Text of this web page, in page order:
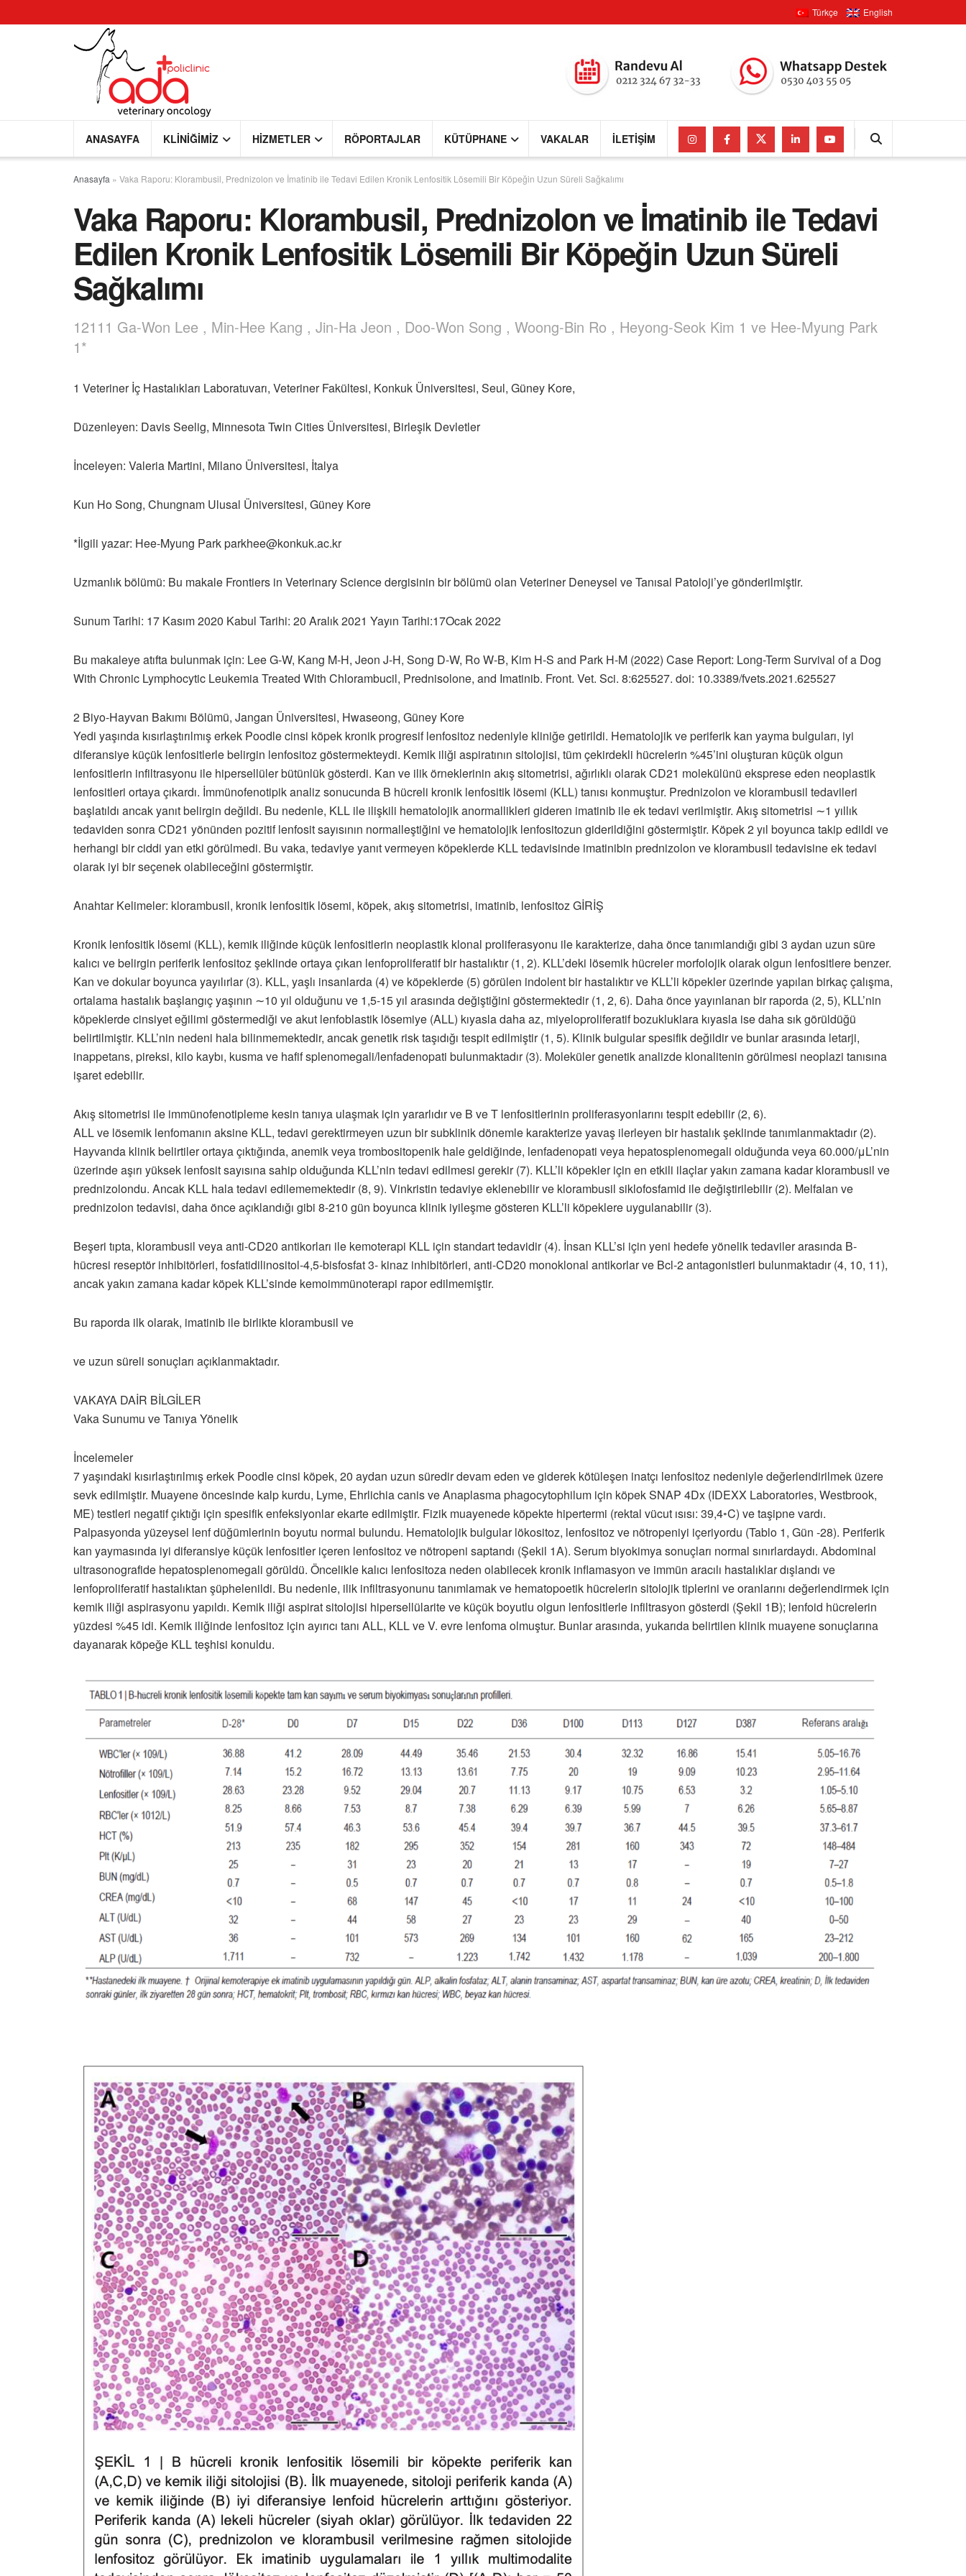
Türkçe English
ANASAYFA KLINIĞIMIZ HIZMETLER RÖPORTAJLAR KÜTÜPHANE VAKALAR İLETIŞIM
Anasayfa » Vaka Raporu: Klorambusil, Prednizolon ve İmatinib ile Tedavi Edilen Kronik Lenfositik Lösemili Bir Köpeğin Uzun Süreli Sağkalımı
Vaka Raporu: Klorambusil, Prednizolon ve İmatinib ile Tedavi
Edilen Kronik Lenfositik Lösemili Bir Köpeğin Uzun Süreli
Sağkalımı
12111 Ga-Won Lee , Min-Hee Kang , Jin-Ha Jeon , Doo-Won Song , Woong-Bin Ro , Heyong-Seok Kim 1 ve Hee-Myung Park
1*
1 Veteriner İç Hastalıkları Laboratuvarı, Veteriner Fakültesi, Konkuk Üniversitesi, Seul, Güney Kore,
Düzenleyen: Davis Seelig, Minnesota Twin Cities Üniversitesi, Birleşik Devletler
İnceleyen: Valeria Martini, Milano Üniversitesi, İtalya
Kun Ho Song, Chungnam Ulusal Üniversitesi, Güney Kore
*İlgili yazar: Hee-Myung Park parkhee@konkuk.ac.kr
Uzmanlık bölümü: Bu makale Frontiers in Veterinary Science dergisinin bir bölümü olan Veteriner Deneysel ve Tanısal Patoloji’ye gönderilmiştir.
Sunum Tarihi: 17 Kasım 2020 Kabul Tarihi: 20 Aralık 2021 Yayın Tarihi:17Ocak 2022
Bu makaleye atıfta bulunmak için: Lee G-W, Kang M-H, Jeon J-H, Song D-W, Ro W-B, Kim H-S and Park H-M (2022) Case Report: Long-Term Survival of a Dog
With Chronic Lymphocytic Leukemia Treated With Chlorambucil, Prednisolone, and Imatinib. Front. Vet. Sci. 8:625527. doi: 10.3389/fvets.2021.625527
2 Biyo-Hayvan Bakımı Bölümü, Jangan Üniversitesi, Hwaseong, Güney Kore
Yedi yaşında kısırlaştırılmış erkek Poodle cinsi köpek kronik progresif lenfositoz nedeniyle kliniğe getirildi. Hematolojik ve periferik kan yayma bulguları, iyi
diferansiye küçük lenfositlerle belirgin lenfositoz göstermekteydi. Kemik iliği aspiratının sitolojisi, tüm çekirdekli hücrelerin %45’ini oluşturan küçük olgun
lenfositlerin infiltrasyonu ile hipersellüler bütünlük gösterdi. Kan ve ilik örneklerinin akış sitometrisi, ağırlıklı olarak CD21 molekülünü eksprese eden neoplastik
lenfositleri ortaya çıkardı. İmmünofenotipik analiz sonucunda B hücreli kronik lenfositik lösemi (KLL) tanısı konmuştur. Prednizolon ve klorambusil tedavileri
başlatıldı ancak yanıt belirgin değildi. Bu nedenle, KLL ile ilişkili hematolojik anormallikleri gideren imatinib ile ek tedavi verilmiştir. Akış sitometrisi ∼1 yıllık
tedaviden sonra CD21 yönünden pozitif lenfosit sayısının normalleştiğini ve hematolojik lenfositozun giderildiğini göstermiştir. Köpek 2 yıl boyunca takip edildi ve
herhangi bir ciddi yan etki görülmedi. Bu vaka, tedaviye yanıt vermeyen köpeklerde KLL tedavisinde imatinibin prednizolon ve klorambusil tedavisine ek tedavi
olarak iyi bir seçenek olabileceğini göstermiştir.
Anahtar Kelimeler: klorambusil, kronik lenfositik lösemi, köpek, akış sitometrisi, imatinib, lenfositoz GİRİŞ
Kronik lenfositik lösemi (KLL), kemik iliğinde küçük lenfositlerin neoplastik klonal proliferasyonu ile karakterize, daha önce tanımlandığı gibi 3 aydan uzun süre
kalıcı ve belirgin periferik lenfositoz şeklinde ortaya çıkan lenfoproliferatif bir hastalıktır (1, 2). KLL’deki lösemik hücreler morfolojik olarak olgun lenfositlere benzer.
Kan ve dokular boyunca yayılırlar (3). KLL, yaşlı insanlarda (4) ve köpeklerde (5) görülen indolent bir hastalıktır ve KLL’li köpekler üzerinde yapılan birkaç çalışma,
ortalama hastalık başlangıç yaşının ∼10 yıl olduğunu ve 1,5-15 yıl arasında değiştiğini göstermektedir (1, 2, 6). Daha önce yayınlanan bir raporda (2, 5), KLL’nin
köpeklerde cinsiyet eğilimi göstermediği ve akut lenfoblastik lösemiye (ALL) kıyasla daha az, miyeloproliferatif bozukluklara kıyasla ise daha sık görüldüğü
belirtilmiştir. KLL’nin nedeni hala bilinmemektedir, ancak genetik risk taşıdığı tespit edilmiştir (1, 5). Klinik bulgular spesifik değildir ve bunlar arasında letarji,
inappetans, pireksi, kilo kaybı, kusma ve hafif splenomegali/lenfadenopati bulunmaktadır (3). Moleküler genetik analizde klonalitenin görülmesi neoplazi tanısına
işaret edebilir.
Akış sitometrisi ile immünofenotipleme kesin tanıya ulaşmak için yararlıdır ve B ve T lenfositlerinin proliferasyonlarını tespit edebilir (2, 6).
ALL ve lösemik lenfomanın aksine KLL, tedavi gerektirmeyen uzun bir subklinik dönemle karakterize yavaş ilerleyen bir hastalık şeklinde tanımlanmaktadır (2).
Hayvanda klinik belirtiler ortaya çıktığında, anemik veya trombositopenik hale geldiğinde, lenfadenopati veya hepatosplenomegali olduğunda veya 60.000/μL’nin
üzerinde aşırı yüksek lenfosit sayısına sahip olduğunda KLL’nin tedavi edilmesi gerekir (7). KLL’li köpekler için en etkili ilaçlar yakın zamana kadar klorambusil ve
prednizolondu. Ancak KLL hala tedavi edilememektedir (8, 9). Vinkristin tedaviye eklenebilir ve klorambusil siklofosfamid ile değiştirilebilir (2). Melfalan ve
prednizolon tedavisi, daha önce açıklandığı gibi 8-210 gün boyunca klinik iyileşme gösteren KLL’li köpeklere uygulanabilir (3).
Beşeri tıpta, klorambusil veya anti-CD20 antikorları ile kemoterapi KLL için standart tedavidir (4). İnsan KLL’si için yeni hedefe yönelik tedaviler arasında B-
hücresi reseptör inhibitörleri, fosfatidilinositol-4,5-bisfosfat 3- kinaz inhibitörleri, anti-CD20 monoklonal antikorlar ve Bcl-2 antagonistleri bulunmaktadır (4, 10, 11),
ancak yakın zamana kadar köpek KLL’sinde kemoimmünoterapi rapor edilmemiştir.
Bu raporda ilk olarak, imatinib ile birlikte klorambusil ve
ve uzun süreli sonuçları açıklanmaktadır.
VAKAYA DAİR BİLGİLER
Vaka Sunumu ve Tanıya Yönelik
İncelemeler
7 yaşındaki kısırlaştırılmış erkek Poodle cinsi köpek, 20 aydan uzun süredir devam eden ve giderek kötüleşen inatçı lenfositoz nedeniyle değerlendirilmek üzere
sevk edilmiştir. Muayene öncesinde kalp kurdu, Lyme, Ehrlichia canis ve Anaplasma phagocytophilum için köpek SNAP 4Dx (IDEXX Laboratories, Westbrook,
ME) testleri negatif çıktığı için spesifik enfeksiyonlar ekarte edilmiştir. Fizik muayenede köpekte hipertermi (rektal vücut ısısı: 39,4◦C) ve taşipne vardı.
Palpasyonda yüzeysel lenf düğümlerinin boyutu normal bulundu. Hematolojik bulgular lökositoz, lenfositoz ve nötropeniyi içeriyordu (Tablo 1, Gün -28). Periferik
kan yaymasında iyi diferansiye küçük lenfositler içeren lenfositoz ve nötropeni saptandı (Şekil 1A). Serum biyokimya sonuçları normal sınırlardaydı. Abdominal
ultrasonografide hepatosplenomegali görüldü. Öncelikle kalıcı lenfositoza neden olabilecek kronik inflamasyon ve immün aracılı hastalıklar dışlandı ve
lenfoproliferatif hastalıktan şüphelenildi. Bu nedenle, ilik infiltrasyonunu tanımlamak ve hematopoetik hücrelerin sitolojik tiplerini ve oranlarını değerlendirmek için
kemik iliği aspirasyonu yapıldı. Kemik iliği aspirat sitolojisi hipersellülarite ve küçük boyutlu olgun lenfositlerle infiltrasyon gösterdi (Şekil 1B); lenfoid hücrelerin
yüzdesi %45 idi. Kemik iliğinde lenfositoz için ayırıcı tanı ALL, KLL ve V. evre lenfoma olmuştur. Bunlar arasında, yukarıda belirtilen klinik muayene sonuçlarına
dayanarak köpeğe KLL teşhisi konuldu.